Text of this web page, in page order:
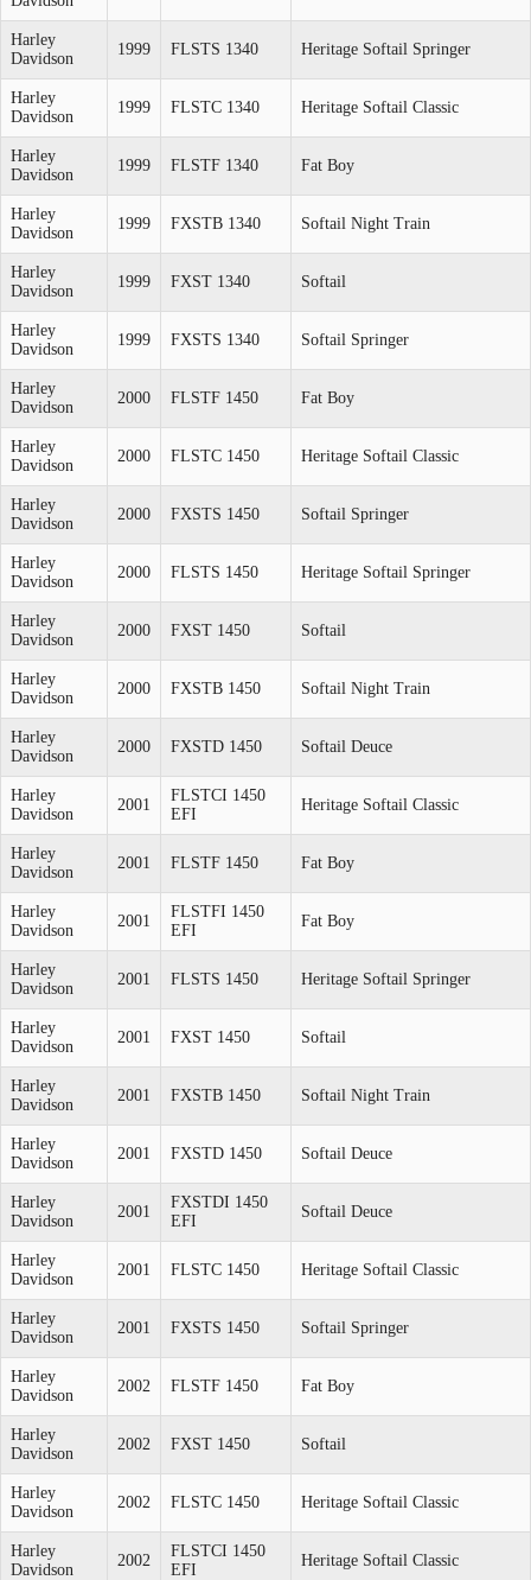
Harley
Davidson
1999 FLSTS 1340 Heritage Softail Springer
Harley
Davidson
1999 FLSTC 1340 Heritage Softail Classic
Harley
Davidson
1999 FLSTF 1340 Fat Boy
Harley
Davidson
1999 FXSTB 1340 Softail Night Train
Harley
Davidson
1999 FXST 1340 Softail
Harley
Davidson
1999 FXSTS 1340 Softail Springer
Harley
Davidson
2000 FLSTF 1450 Fat Boy
Harley
Davidson
2000 FLSTC 1450 Heritage Softail Classic
Harley
Davidson
2000 FXSTS 1450 Softail Springer
Harley
Davidson
2000 FLSTS 1450 Heritage Softail Springer
Harley
Davidson
2000 FXST 1450 Softail
Harley
Davidson
2000 FXSTB 1450 Softail Night Train
Harley
Davidson
2000 FXSTD 1450 Softail Deuce
Harley
Davidson
2001
FLSTCI 1450
EFI
Heritage Softail Classic
Harley
Davidson
2001 FLSTF 1450 Fat Boy
Harley
Davidson
2001
FLSTFI 1450
EFI
Fat Boy
Harley
Davidson
2001 FLSTS 1450 Heritage Softail Springer
Harley
Davidson
2001 FXST 1450 Softail
Harley
Davidson
2001 FXSTB 1450 Softail Night Train
Harley
Davidson
2001 FXSTD 1450 Softail Deuce
Harley
Davidson
2001
FXSTDI 1450
EFI
Softail Deuce
Harley
Davidson
2001 FLSTC 1450 Heritage Softail Classic
Harley
Davidson
2001 FXSTS 1450 Softail Springer
Harley
Davidson
2002 FLSTF 1450 Fat Boy
Harley
Davidson
2002 FXST 1450 Softail
Harley
Davidson
2002 FLSTC 1450 Heritage Softail Classic
Harley
Davidson
2002
FLSTCI 1450
EFI
Heritage Softail Classic